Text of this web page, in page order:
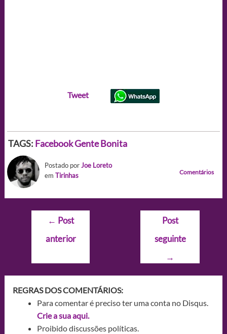
Tweet
TAGS: FacebookGente Bonita
Postado porJoe Loreto
em Tirinhas Comentários
Navegação
Post
← Post
anterior
Post
seguinte
→
REGRAS DOS COMENTÁRIOS:
Para comentar é preciso ter uma conta no Disqus.
Crie a sua aqui.
Proibido discussões políticas.